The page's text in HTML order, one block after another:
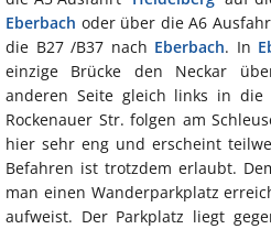
Eberbach oder über die A6
die B27 /B37 nach Eberbach. In
einzige Brücke den Neckar
anderen Seite gleich links in die
Rockenauer Str. folgen am
hier sehr eng und erscheint
Befahren ist trotzdem erlaubt.
man einen Wanderparkplatz
aufweist. Der Parkplatz liegt